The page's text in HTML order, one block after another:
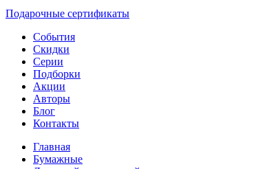
Подарочные сертификаты
События
Скидки
Серии
Подборки
Акции
Авторы
Блог
Контакты
Главная
Бумажные